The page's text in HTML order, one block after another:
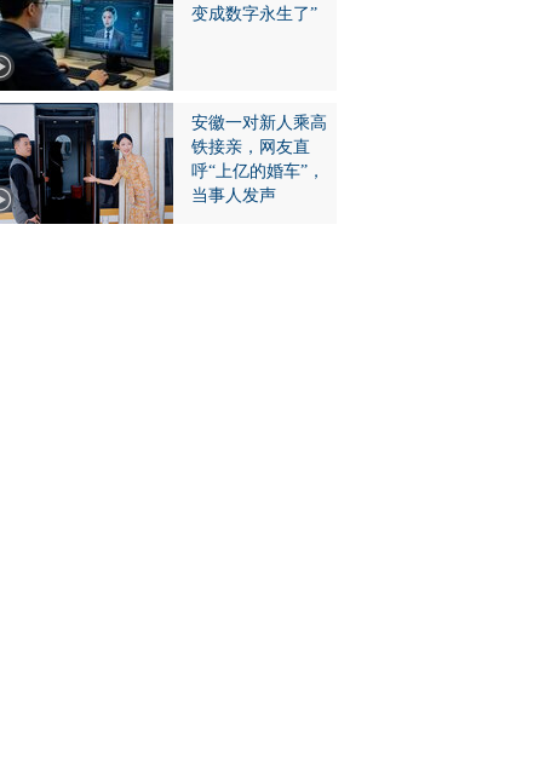
变成数字永生了”
安徽一对新人乘高
铁接亲，网友直
呼“上亿的婚车”，
当事人发声